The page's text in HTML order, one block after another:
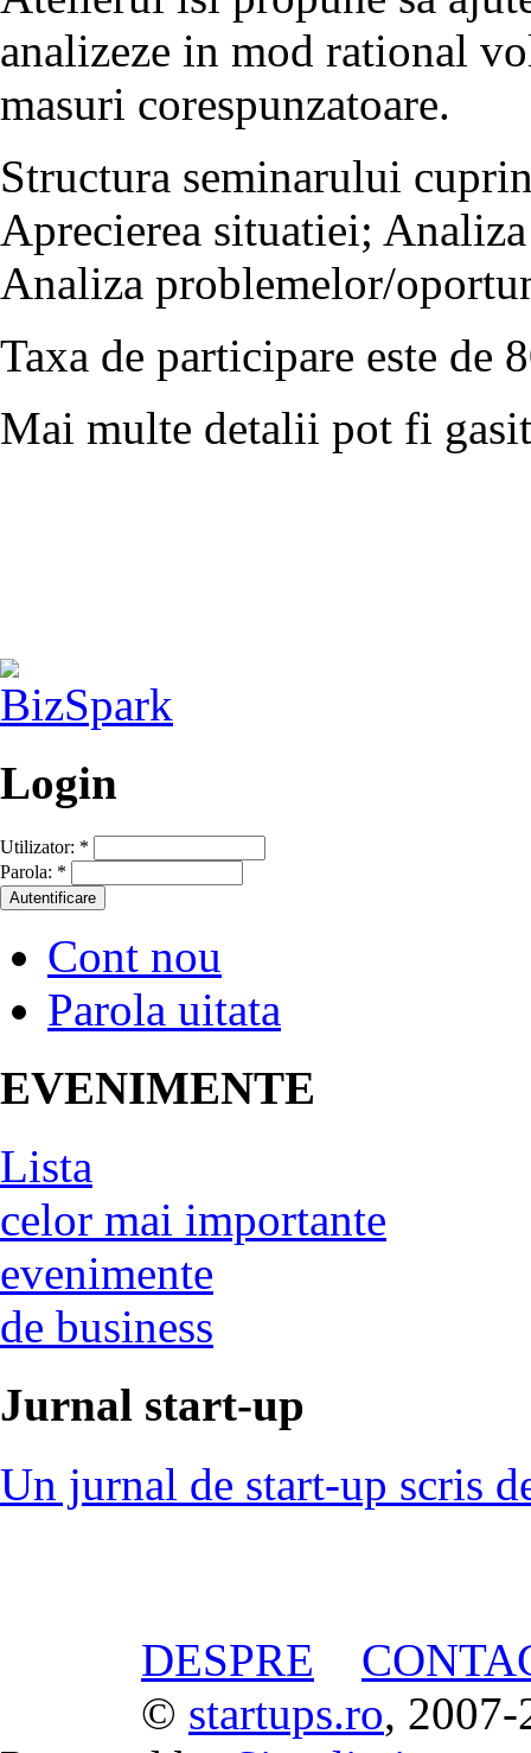
analizeze in mod rational
masuri corespunzatoare.
Structura seminarului
Aprecierea situatiei;
Analiza problemelor/
Taxa de participare este de
Mai multe detalii pot fi
Login
Utilizator: *
Parola: *
Cont nou
Parola uitata
EVENIMENTE
Lista
celor mai importante
evenimente
de business
Jurnal start-up
Un jurnal de start-up scris
DESPRE
© startups.ro, 2007-